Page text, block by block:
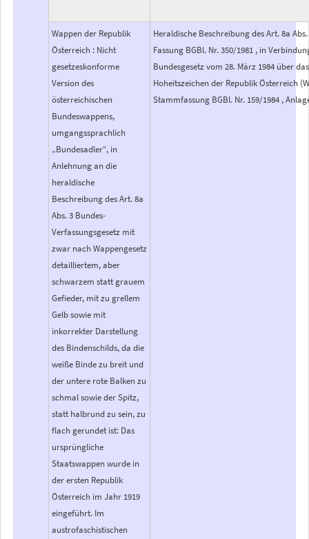
Wappen der Republik
Österreich : Nicht
gesetzeskonforme
Version des
österreichischen
Bundeswappens,
umgangssprachlich
„Bundesadler“, in
Anlehnung an die
heraldische
Beschreibung des Art. 8a
Abs. 3 Bundes-
Verfassungsgesetz mit
zwar nach Wappengesetz
detailliertem, aber
schwarzem statt grauem
Gefieder, mit zu grellem
Gelb sowie mit
inkorrekter Darstellung
des Bindenschilds, da die
weiße Binde zu breit und
der untere rote Balken zu
schmal sowie der Spitz,
statt halbrund zu sein, zu
flach gerundet ist: Das
ursprüngliche
Staatswappen wurde in
der ersten Republik
Österreich im Jahr 1919
eingeführt. Im
austrofaschistischen
Heraldische Beschreibung des Art. 8a
Fassung BGBl. Nr. 350/1981 , in
Bundesgesetz vom 28. März 1984 über
Hoheitszeichen der Republik Österreich
Stammfassung BGBl. Nr. 159/1984 ,